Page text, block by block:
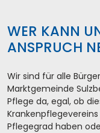
WER KANN
ANSPRUCH
Wir sind für alle
Marktgemeinde
Pflege da, egal, ob
Pflegegrad haben